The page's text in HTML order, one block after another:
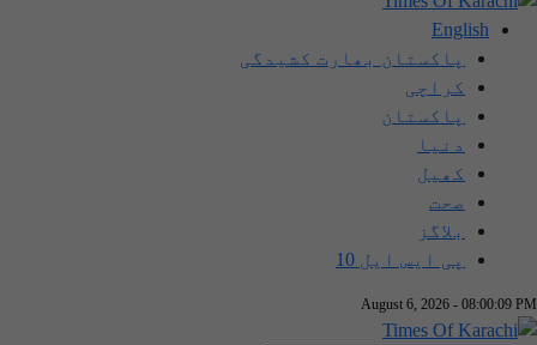
English
پاکستان بھارت کشیدگی
کراچی
پاکستان
دنیا
کھیل
صحت
بلاگز
پی ایس ایل 10
August 6, 2026 - 08:00:09 PM